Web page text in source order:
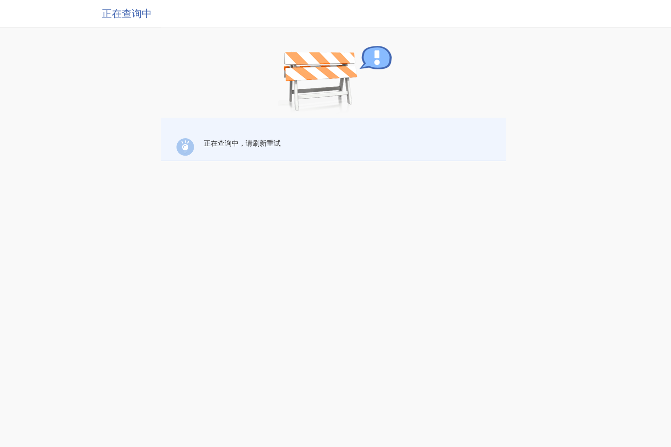
正在查询中
正在查询中，请刷新重试